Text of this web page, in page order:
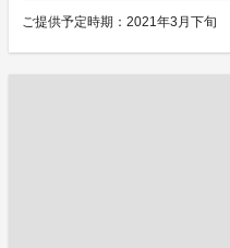
ご提供予定時期：2021年3月下旬